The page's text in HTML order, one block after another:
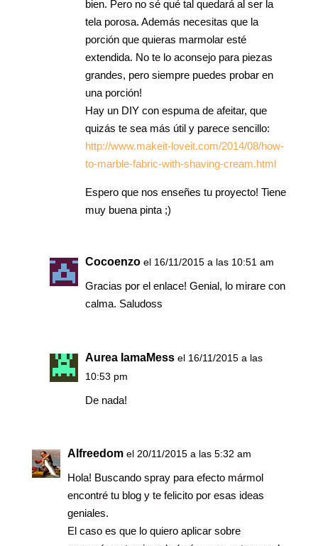
bien. Pero no sé qué tal quedará al ser la
tela porosa. Además necesitas que la
porción que quieras marmolar esté
extendida. No te lo aconsejo para piezas
grandes, pero siempre puedes probar en
una porción!
Hay un DIY con espuma de afeitar, que
quizás te sea más útil y parece sencillo:
http://www.makeit-loveit.com/2014/08/how-
to-marble-fabric-with-shaving-cream.html
Espero que nos enseñes tu proyecto! Tiene
muy buena pinta ;)
Cocoenzo el 16/11/2015 a las 10:51 am
Gracias por el enlace! Genial, lo mirare con
calma. Saludoss
Aurea IamaMess el 16/11/2015 a las
10:53 pm
De nada!
Alfreedom el 20/11/2015 a las 5:32 am
Hola! Buscando spray para efecto mármol
encontré tu blog y te felicito por esas ideas
geniales.
El caso es que lo quiero aplicar sobre